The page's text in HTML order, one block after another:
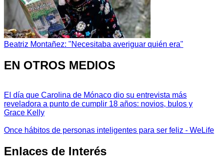
Beatriz Montañez: "Necesitaba averiguar quién era"
EN OTROS MEDIOS
El día que Carolina de Mónaco dio su entrevista más
reveladora a punto de cumplir 18 años: novios, bulos y
Grace Kelly
Once hábitos de personas inteligentes para ser feliz - WeLife
Enlaces de Interés